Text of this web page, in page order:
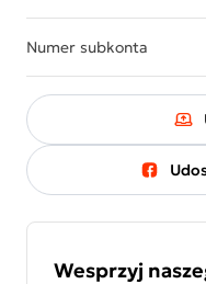
Numer subkonta
Wesprzyj